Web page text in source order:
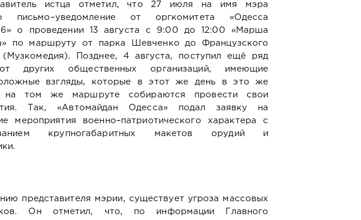
истца отметил, что 27 июля на имя мэра
письмо–уведомление от оргкомитета «Одесса
о проведении 13 августа с 9:00 до 12:00 «Марша
по маршруту от парка Шевченко до Французского
(Музкомедия). Позднее, 4 августа, поступил ещё ряд
других общественных организаций, имеющие
взгляды, которые в этот же день в это же
том же маршруте собираются провести свои
Так, «Автомайдан Одесса» подал заявку на
мероприятия военно–патриотического характера с
крупногабаритных макетов орудий и
представителя мэрии, существует угроза массовых
Он отметил, что, по информации Главного